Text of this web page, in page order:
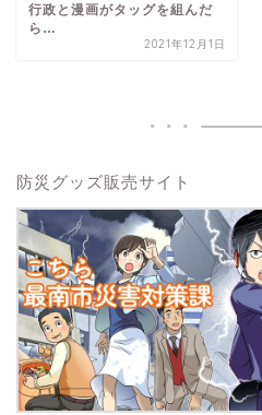
行政と漫画がタッグを組んだ
ら…
2021年12月1日
防災グッズ販売サイト